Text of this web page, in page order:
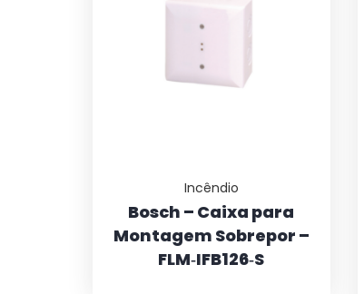
Incêndio
Bosch – Caixa para
Montagem Sobrepor –
FLM‑IFB126‑S